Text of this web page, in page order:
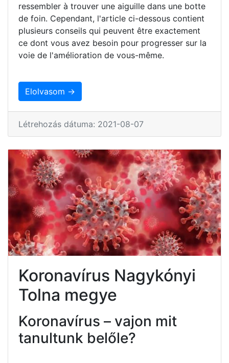
ressembler à trouver une aiguille dans une botte
de foin. Cependant, l'article ci-dessous contient
plusieurs conseils qui peuvent être exactement
ce dont vous avez besoin pour progresser sur la
voie de l'amélioration de vous-même.
Elolvasom →
Létrehozás dátuma: 2021-08-07
Koronavírus Nagykónyi
Tolna megye
Koronavírus – vajon mit
tanultunk belőle?